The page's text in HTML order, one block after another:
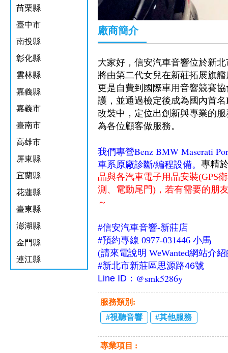
苗栗縣
臺中市
南投縣
彰化縣
雲林縣
嘉義縣
嘉義市
臺南市
高雄市
屏東縣
宜蘭縣
花蓮縣
臺東縣
澎湖縣
金門縣
連江縣
廠商簡介
大家好，信安汽車音響位於新
將由第二代女兒在新莊拓展旗
更是自費到國際車用音響競賽
護，並通過檢定後成為國內首
改裝中，定位出創新與專業的
為各位顧客做服務。
我們專營Benz BMW Maserati
車系原廠診斷/編程設備。專精
品與各汽車電子用品安裝(GPS
測、電動尾門) ，若有需要的朋
～
#信安汽車音響-新莊店
#預約專線 0977-031446 小馬
(請來電說明 WeWanted網站介
#新北市新莊區思源路46號
Line ID： @smk5286y
服務類別:
視聽音響
其他服務
專業項目 :